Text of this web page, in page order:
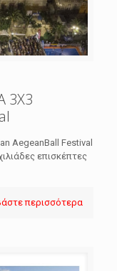
3X3
AegeanBall Festival
επισκέπτες
περισσότερα